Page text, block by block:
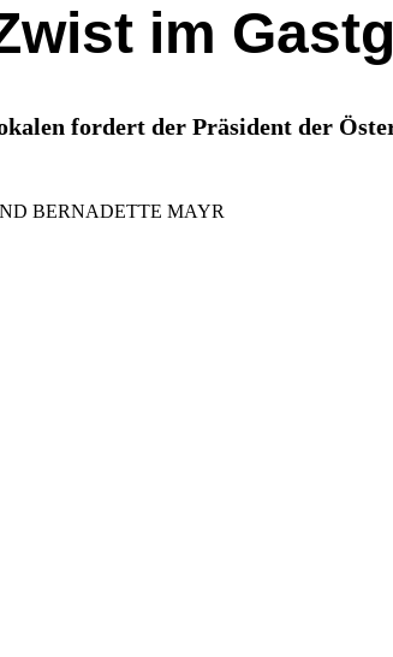
im
fordert der Präsident der
BERNADETTE MAYR